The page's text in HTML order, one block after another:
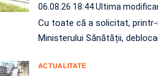
06.08.26 18:44Ultima
Cu toate că a solicitat,
Ministerului Sănătății,
ACTUALITATE